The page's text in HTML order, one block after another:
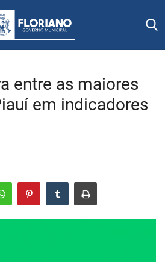
entre as maiores
em indicadores